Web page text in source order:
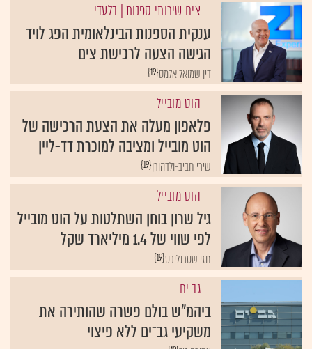
צים שירותי ספנות| בלעדי
ענקית הספנות הבינלאומית הפג לויד
הגישה הצעה לרכישת צים
{19}דין שמואל אלמס
הוט מובייל
פלאפון מעלה את הצעת הרכישה של
הוט מובייל ומציבה למוכרת דד-ליין
{19}שירי חביב-ולדהורן
הוט מובייל
גיל שרון בוחן השתלטות על הוט מובייל
לפי שווי של 1.4 מיליארד שקל
{19}חזי שטרנליכט
גב ים
ביהמ"ש בולם פשרה שהותירה את
משקיעי גב־ים ללא פיצוי